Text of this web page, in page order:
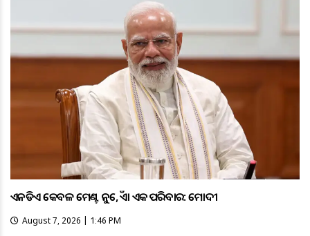
ଏନଡିଏ କେବଳ ମେଣ୍ଟ ନୁହେଁ, ଏହା ଏକ ପରିବାର: ମୋଦୀ
August 7, 2026 | 1:46 PM